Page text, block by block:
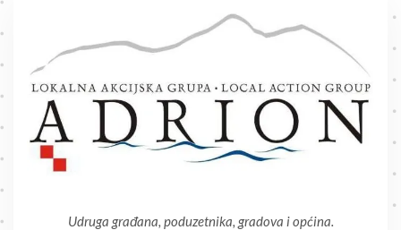
Skip
Udruga građana, poduzetnika, gradova i općina.